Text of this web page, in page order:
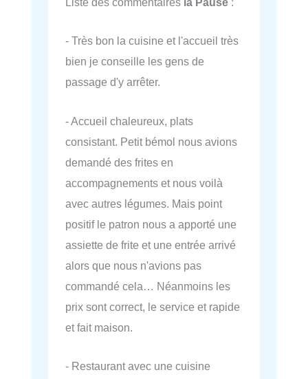
- Très bon la cuisine et l'accueil très
bien je conseille les gens de
passage d'y arrêter.
- Accueil chaleureux, plats
consistant. Petit bémol nous avions
demandé des frites en
accompagnements et nous voilà
avec autres légumes. Mais point
positif le patron nous a apporté une
assiette de frite et une entrée arrivé
alors que nous n'avions pas
commandé cela… Néanmoins les
prix sont correct, le service et rapide
et fait maison.
- Restaurant avec une cuisine